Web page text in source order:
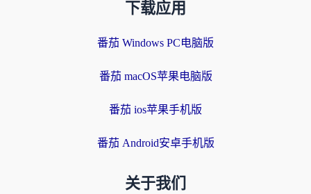
下载应用
番茄 Windows PC电脑版
番茄 macOS苹果电脑版
番茄 ios苹果手机版
番茄 Android安卓手机版
关于我们